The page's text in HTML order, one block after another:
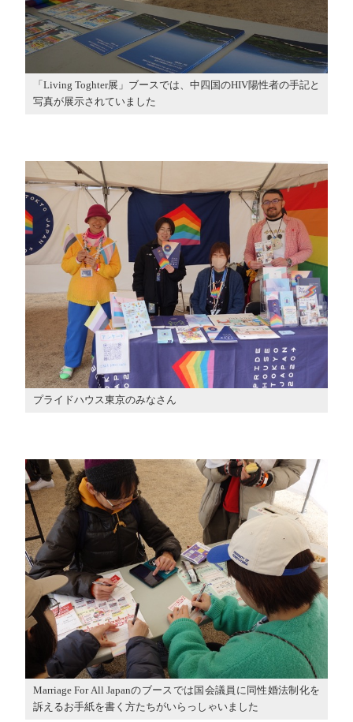
「Living Toghter展」ブースでは、中四国のHIV陽性者の手記と
写真が展示されていました
プライドハウス東京のみなさん
Marriage For All Japanのブースでは国会議員に同性婚法制化を
訴えるお手紙を書く方たちがいらっしゃいました